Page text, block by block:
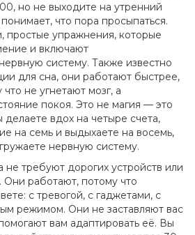
но не выходите на утренний
что пора просыпаться.
, простые упражнения, которые
и включают
систему. Также известно
для сна, они работают быстрее,
не угнетают мозг, а
покоя. Это не магия — это
делаете вдох на четыре счета,
на семь и выдыхаете на восемь,
нервную систему.
требуют дорогих устройств или
Они работают, потому что
с тревогой, с гаджетами, с
режимом. Они не заставляют вас
вам адаптировать её. Вы